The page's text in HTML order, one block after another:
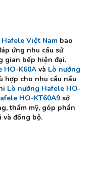
Hafele Việt Nambao
ứng nhu cầu sử
gian bếp hiện đại.
HO-K60Avà Lò nướng
hợp cho nhu cầu nấu
Lò nướng Hafele HO-
HO-KT60A9sở
thẩm mỹ, góp phần
đồng bộ.